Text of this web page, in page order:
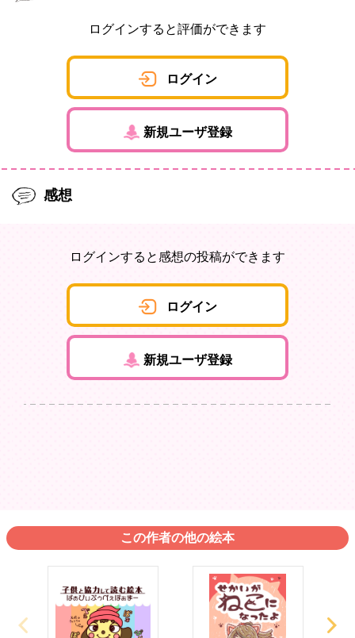
ログインすると評価ができます
ログイン
新規ユーザ登録
感想
ログインすると感想の投稿ができます
ログイン
新規ユーザ登録
この作者の他の絵本